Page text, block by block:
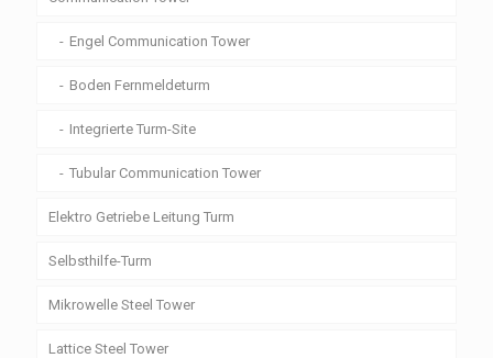
Engel Communication Tower
Boden Fernmeldeturm
Integrierte Turm-Site
Tubular Communication Tower
Elektro Getriebe Leitung Turm
Selbsthilfe-Turm
Mikrowelle Steel Tower
Lattice Steel Tower